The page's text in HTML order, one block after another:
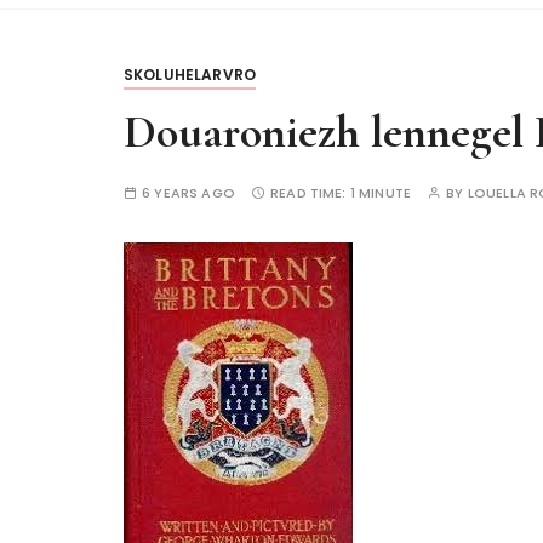
SKOLUHELARVRO
Douaroniezh lennegel
6 YEARS AGO READ TIME: 1 MINUTE BY LOUELLA